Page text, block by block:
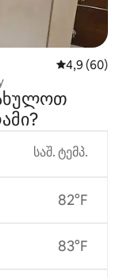
საშუალო
4,9 (60)
საშ. ტემპ.
82°F
83°F